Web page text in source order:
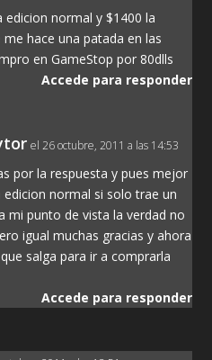
edicion normal y $1400 la
hace una patada en las
en GameStop por 80dlls
Accede para responder
el 26 octubre, 2011 a las 14:53
por la respuesta y pues mejor
normal si solo trae un
mi punto de vista la verdad no
igual muchas gracias y ahora
salga para ir a comprarla
Accede para responder